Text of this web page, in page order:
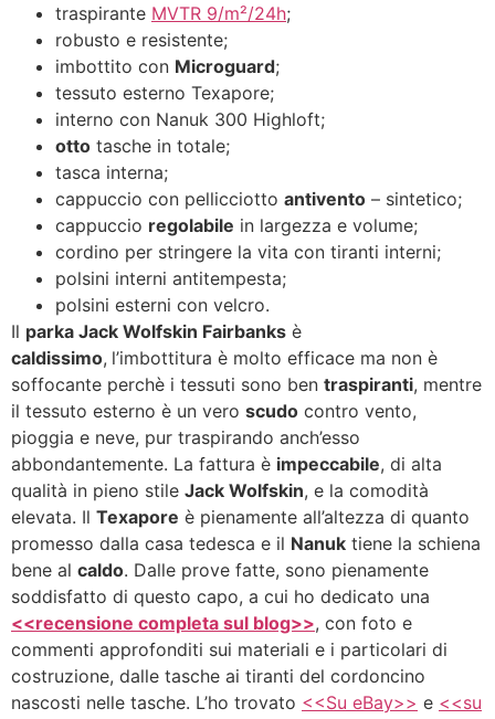
traspirante MVTR 9/m²/24h;
robusto e resistente;
imbottito con Microguard;
tessuto esterno Texapore;
interno con Nanuk 300 Highloft;
otto tasche in totale;
tasca interna;
cappuccio con pellicciotto antivento – sintetico;
cappuccio regolabile in largezza e volume;
cordino per stringere la vita con tiranti interni;
polsini interni antitempesta;
polsini esterni con velcro.
Il parka Jack Wolfskin Fairbanks è
caldissimo, l’imbottitura è molto efficace ma non è
soffocante perchè i tessuti sono ben traspiranti, mentre
il tessuto esterno è un vero scudo contro vento,
pioggia e neve, pur traspirando anch’esso
abbondantemente. La fattura è impeccabile, di alta
qualità in pieno stile Jack Wolfskin, e la comodità
elevata. Il Texapore è pienamente all’altezza di quanto
promesso dalla casa tedesca e il Nanuk tiene la schiena
bene al caldo. Dalle prove fatte, sono pienamente
soddisfatto di questo capo, a cui ho dedicato una
<<recensione completa sul blog>>, con foto e
commenti approfonditi sui materiali e i particolari di
costruzione, dalle tasche ai tiranti del cordoncino
nascosti nelle tasche. L’ho trovato <<Su eBay>> e <<su